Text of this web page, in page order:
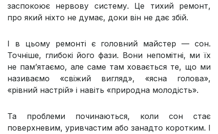
заспокоює нервову систему. Це тихий ремонт,
про який ніхто не думає, доки він не дає збій.
І в цьому ремонті є головний майстер — сон.
Точніше, глибокі його фази. Вони непомітні, ми їх
не пам’ятаємо, але саме там ховається те, що ми
називаємо «свіжий вигляд», «ясна голова»,
«рівний настрій» і навіть «природна молодість».
Та проблеми починаються, коли сон стає
поверхневим, уривчастим або занадто коротким. І